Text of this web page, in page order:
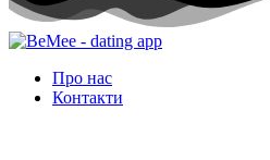
Про нас
Контакти